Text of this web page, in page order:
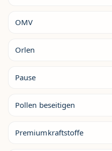
OMV
Orlen
Pause
Pollen beseitigen
Premiumkraftstoffe